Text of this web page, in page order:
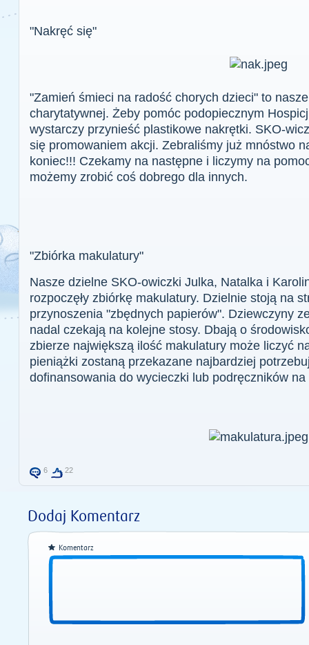
"Nakręć się"
"Zamień śmieci na radość chorych dzieci" to
charytatywnej. Żeby pomóc podopiecznym
wystarczy przynieść plastikowe nakrętki. SKO-
się promowaniem akcji. Zebraliśmy już mnóstwo
koniec!!! Czekamy na następne i liczymy na
możemy zrobić coś dobrego dla innych.
"Zbiórka makulatury"
Nasze dzielne SKO-owiczki Julka, Natalka i
rozpoczęły zbiórkę makulatury. Dzielnie stoją na
przynoszenia "zbędnych papierów". Dziewczyny
nadal czekają na kolejne stosy. Dbają o
zbierze największą ilość makulatury może liczyć
pieniążki zostaną przekazane najbardziej
dofinansowania do wycieczki lub podręczników na
6 22
Dodaj Komentarz
Komentarz